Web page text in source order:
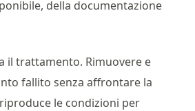
della documentazione
il trattamento. Rimuovere e
fallito senza affrontare la
le condizioni per